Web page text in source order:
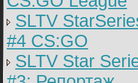
SLTV
#4 CS:GO
SLTV Star